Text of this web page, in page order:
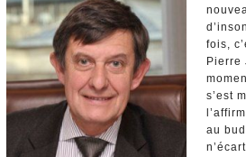
Infos insolites
fois,
Pierre
s’est
au